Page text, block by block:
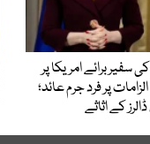
سفیر برائے امریکا پر
پر فرد جرم عائد؛
کے اثاثے